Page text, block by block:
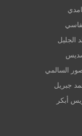
الجليل
السالمي
جبريل
أبكر